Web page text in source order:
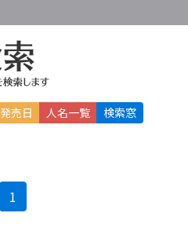
発売日 人名一覧 検索窓
1